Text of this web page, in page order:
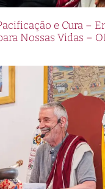
e Cura –
Nossas Vidas –